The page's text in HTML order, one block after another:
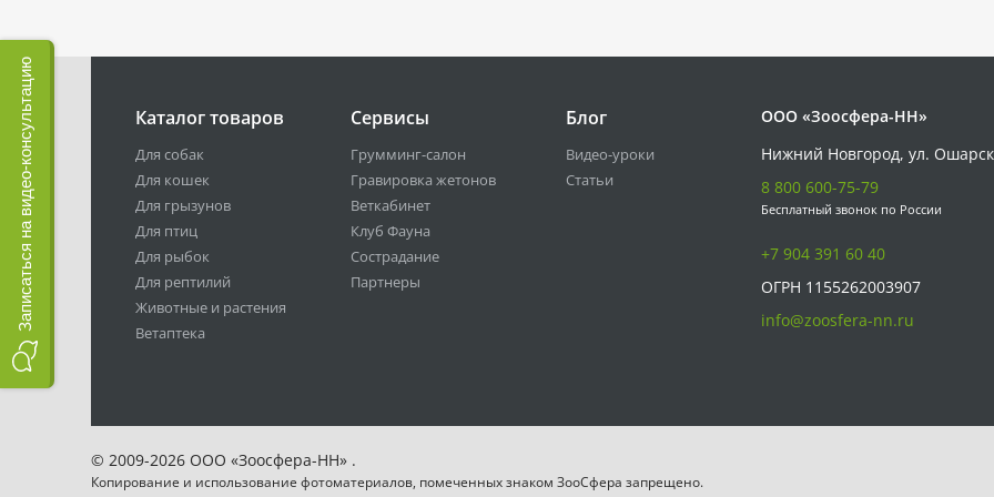
Каталог товаров
Для собак
Для кошек
Для грызунов
Для птиц
Для рыбок
Для рептилий
Животные и растения
Ветаптека
Сервисы
Грумминг-салон
Гравировка жетонов
Веткабинет
Клуб Фауна
Сострадание
Партнеры
Блог
Видео-уроки
Статьи
ООО «Зоосфера-НН»
Нижний Новгород, ул.
8 800 600-75-79
Бесплатный звонок по России
+7 904 391 60 40
ОГРН 1155262003907
info@zoosfera-nn.ru
© 2009-2026 ООО «Зоосфера-НН» .
Копирование и использование фотоматериалов, помеченных знаком ЗooСфера запрещено.
Записаться на видео-консультацию